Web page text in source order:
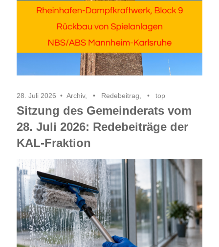
28. Juli 2026 Archiv, Redebeitrag top
Sitzung des Gemeinderats vom
28. Juli 2026: Redebeiträge der
KAL-Fraktion